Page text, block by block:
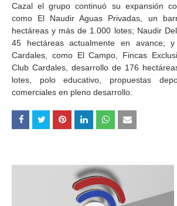
Cazal el grupo continuó su expansión
como El Naudir Aguas Privadas, un
hectáreas y más de 1.000 lotes; Naudir
45 hectáreas actualmente en avance;
Cardales, como El Campo, Fincas
Club Cardales, desarrollo de 176
lotes, polo educativo, propuestas
comerciales en pleno desarrollo.